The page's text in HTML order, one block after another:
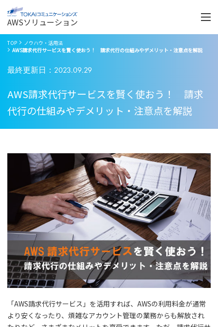
AWSソリューション
く
TOP
ノウハウ・活用法
AWS請求代行サービスを賢く使おう！ 請求代行の仕組みやデメリット・注意点を解説
最終更新日：2023.09.29
AWS請求代行サービスを賢く使おう！ 請求
代行の仕組みやデメリット・注意点を解説
「AWS請求代行サービス」を活用すれば、AWSの利用料金が通常
より安くなったり、煩雑なアカウント管理の業務からも解放され